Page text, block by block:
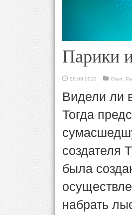
Парики
28.09.2012 Опыт,
Видели ли
Тогда
создателя
была
набрать